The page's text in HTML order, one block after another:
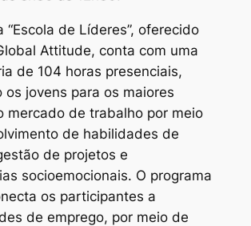
“Escola de Líderes”, oferecido
Attitude, conta com uma
de 104 horas presenciais,
os jovens para os maiores
mercado de trabalho por meio
de habilidades de
de projetos e
socioemocionais. O programa
os participantes a
de emprego, por meio de